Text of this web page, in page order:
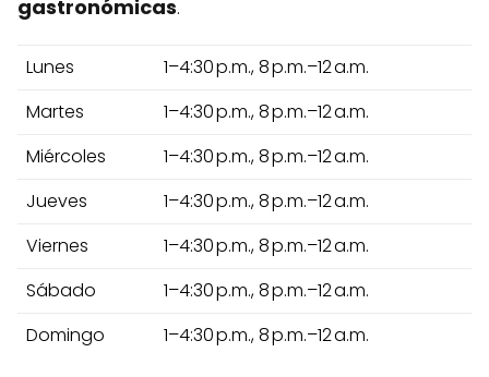
gastronómicas.
Lunes
1–4:30 p.m., 8 p.m.–12 a.m.
Martes
1–4:30 p.m., 8 p.m.–12 a.m.
Miércoles
1–4:30 p.m., 8 p.m.–12 a.m.
Jueves
1–4:30 p.m., 8 p.m.–12 a.m.
Viernes
1–4:30 p.m., 8 p.m.–12 a.m.
Sábado
1–4:30 p.m., 8 p.m.–12 a.m.
Domingo
1–4:30 p.m., 8 p.m.–12 a.m.